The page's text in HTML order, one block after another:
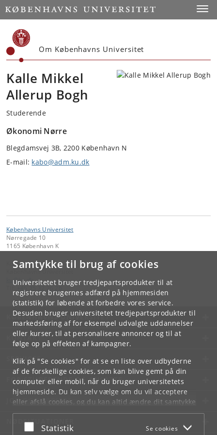
Samtykke til brug af cookies
Universitetet bruger tredjepartsprodukter til at
registrere brugernes adfærd på hjemmesiden
(statistik) for løbende at forbedre vores service.
Desuden bruger universitetet tredjepartsprodukter til
markedsføring af for eksempel udvalgte uddannelser
eller kurser, til at personalisere annoncer og til at
følge op på effekten af kampagner.
Klik på "Se cookies" for at se en liste over udbyderne
af de forskellige cookies, som kan blive gemt på din
computer eller mobil, når du bruger universitetets
hjemmeside. Du kan selv vælge om du vil acceptere
eller afslå cookies, og du kan altid ændre dit samtykke
underCookie- og privatlivspolitiksom du finder i
bunden af hver side.
Acceptér eller afslå
Statistik Se cookies
Start
Om Københavns Universitet
Kalle Mikkel
Allerup Bogh
Studerende
Økonomi Nørre
Blegdamsvej 3B, 2200 København N
E-mail: kabo@adm.ku.dk
Københavns Universitet
Nørregade 10
1165 København K
Kontakt:
Københavns Universitet
@ku.dk
KØBENHAVNS UNIVERSITET
KONTAKT
SERVICES
FOR STUDERENDE OG ANSATTE
JOB OG KARRIERE
NØDSITUATIONER